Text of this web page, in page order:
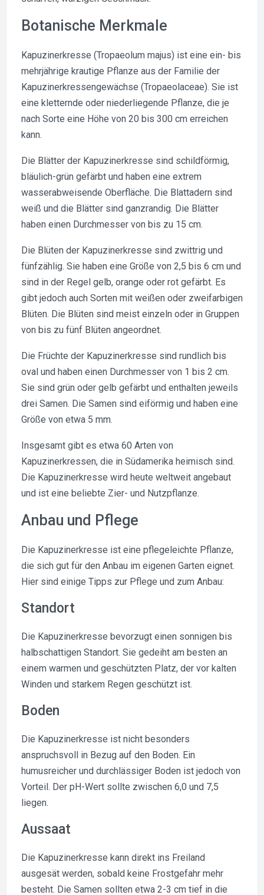
Botanische Merkmale
Kapuzinerkresse (Tropaeolum majus) ist eine ein- bis
mehrjährige krautige Pflanze aus der Familie der
Kapuzinerkressengewächse (Tropaeolaceae). Sie ist
eine kletternde oder niederliegende Pflanze, die je
nach Sorte eine Höhe von 20 bis 300 cm erreichen
kann.
Die Blätter der Kapuzinerkresse sind schildförmig,
bläulich-grün gefärbt und haben eine extrem
wasserabweisende Oberfläche. Die Blattadern sind
weiß und die Blätter sind ganzrandig. Die Blätter
haben einen Durchmesser von bis zu 15 cm.
Die Blüten der Kapuzinerkresse sind zwittrig und
fünfzählig. Sie haben eine Größe von 2,5 bis 6 cm und
sind in der Regel gelb, orange oder rot gefärbt. Es
gibt jedoch auch Sorten mit weißen oder zweifarbigen
Blüten. Die Blüten sind meist einzeln oder in Gruppen
von bis zu fünf Blüten angeordnet.
Die Früchte der Kapuzinerkresse sind rundlich bis
oval und haben einen Durchmesser von 1 bis 2 cm.
Sie sind grün oder gelb gefärbt und enthalten jeweils
drei Samen. Die Samen sind eiförmig und haben eine
Größe von etwa 5 mm.
Insgesamt gibt es etwa 60 Arten von
Kapuzinerkressen, die in Südamerika heimisch sind.
Die Kapuzinerkresse wird heute weltweit angebaut
und ist eine beliebte Zier- und Nutzpflanze.
Anbau und Pflege
Die Kapuzinerkresse ist eine pflegeleichte Pflanze,
die sich gut für den Anbau im eigenen Garten eignet.
Hier sind einige Tipps zur Pflege und zum Anbau:
Standort
Die Kapuzinerkresse bevorzugt einen sonnigen bis
halbschattigen Standort. Sie gedeiht am besten an
einem warmen und geschützten Platz, der vor kalten
Winden und starkem Regen geschützt ist.
Boden
Die Kapuzinerkresse ist nicht besonders
anspruchsvoll in Bezug auf den Boden. Ein
humusreicher und durchlässiger Boden ist jedoch von
Vorteil. Der pH-Wert sollte zwischen 6,0 und 7,5
liegen.
Aussaat
Die Kapuzinerkresse kann direkt ins Freiland
ausgesät werden, sobald keine Frostgefahr mehr
besteht. Die Samen sollten etwa 2-3 cm tief in die